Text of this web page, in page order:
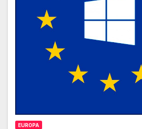
EUROPA